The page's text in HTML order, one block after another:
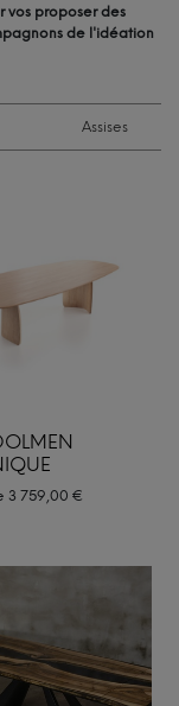
vos proposer des
de l'idéation
Assises
3 759,00 €